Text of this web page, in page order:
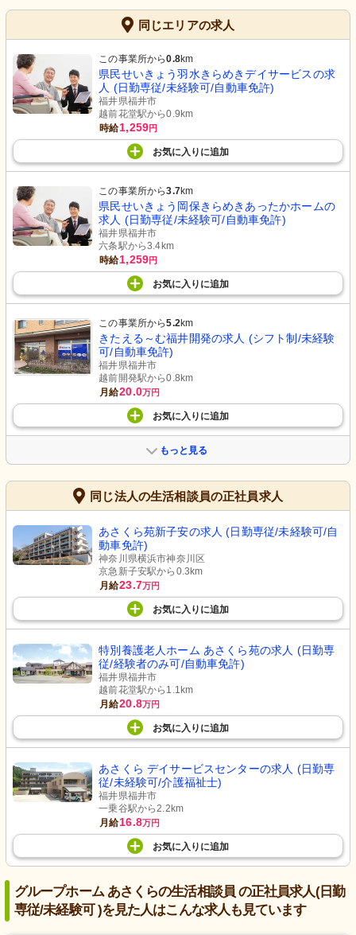
同じエリアの求人
この事業所から0.8km
県民せいきょう羽水きらめきデイサービスの求
人 (日勤専従/未経験可/自動車免許)
福井県福井市
越前花堂駅から0.9km
時給1,259円
お気に入り に追加
この事業所から3.7km
県民せいきょう岡保きらめきあったかホームの
求人 (日勤専従/未経験可/自動車免許)
福井県福井市
六条駅から3.4km
時給1,259円
お気に入り に追加
この事業所から5.2km
きたえる～む福井開発の求人 (シフト制/未経験
可/自動車免許)
福井県福井市
越前開発駅から0.8km
月給20.0万円
お気に入り に追加
もっと見る
同じ法人の生活相談員の正社員求人
あさくら苑新子安の求人 (日勤専従/未経験可/自
動車免許)
神奈川県横浜市神奈川区
京急新子安駅から0.3km
月給23.7万円
お気に入り に追加
特別養護老人ホーム あさくら苑の求人 (日勤専
従/経験者のみ可/自動車免許)
福井県福井市
越前花堂駅から1.1km
月給20.8万円
お気に入り に追加
あさくら デイサービスセンターの求人 (日勤専
従/未経験可/介護福祉士)
福井県福井市
一乗谷駅から2.2km
月給16.8万円
お気に入り に追加
グループホーム あさくらの生活相談員 の正社員求人(日勤
専従/未経験可 )を見た人はこんな求人も見ています